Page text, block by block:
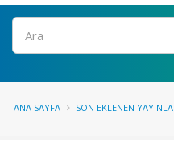
Ara
ANA SAYFA SON EKLENEN